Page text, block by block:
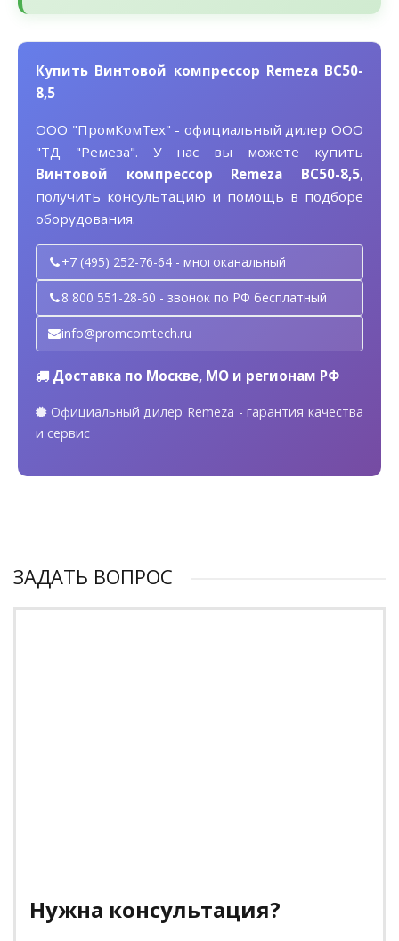
Купить Винтовой компрессор Remeza ВС50-
8,5
ООО "ПромКомТех" - официальный дилер ООО
"ТД "Ремеза". У нас вы можете купить
Винтовой компрессор Remeza ВС50-8,5,
получить консультацию и помощь в подборе
оборудования.
+7 (495) 252-76-64 - многоканальный
8 800 551-28-60 - звонок по РФ бесплатный
info@promcomtech.ru
Доставка по Москве, МО и регионам РФ
Официальный дилер Remeza - гарантия качества
и сервис
ЗАДАТЬ ВОПРОС
Нужна консультация?